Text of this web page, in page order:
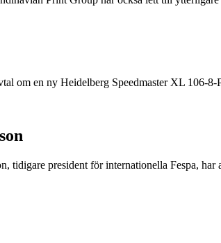
om en ny Heidelberg Speedmaster XL 106-
tidigare president för internationella Fespa,